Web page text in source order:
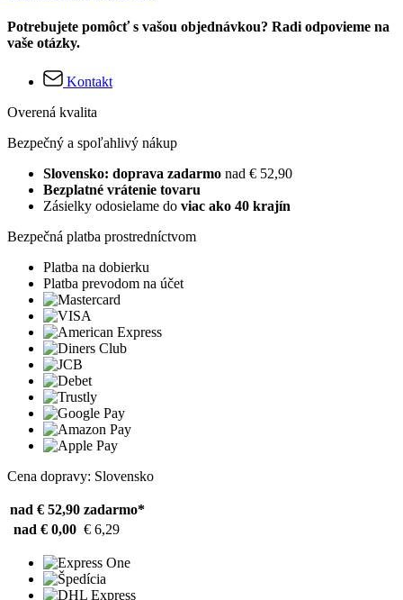
Potrebujete pomôcť s vašou objednávkou? Radi odpovieme na
vaše otázky.
Kontakt
Overená kvalita
Bezpečný a spoľahlivý nákup
Slovensko: doprava zadarmo nad € 52,90
Bezplatné vrátenie tovaru
Zásielky odosielame do viac ako 40 krajín
Bezpečná platba prostredníctvom
Platba na dobierku
Platba prevodom na účet
Cena dopravy: Slovensko
nad € 52,90 zadarmo*
nad € 0,00 € 6,29